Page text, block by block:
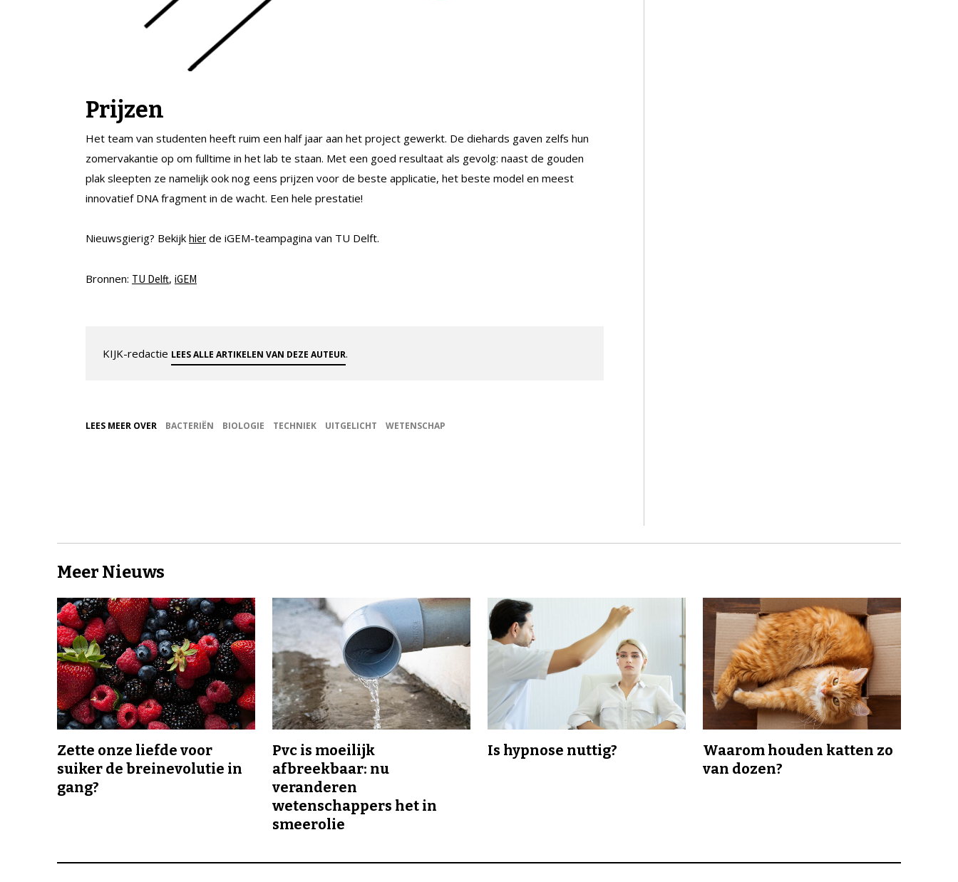
Prijzen
Het team van studenten heeft ruim een half jaar aan het project gewerkt. De diehards gaven zelfs hun
zomervakantie op om fulltime in het lab te staan. Met een goed resultaat als gevolg: naast de gouden
plak sleepten ze namelijk ook nog eens prijzen voor de beste applicatie, het beste model en meest
innovatief DNA fragment in de wacht. Een hele prestatie!
Nieuwsgierig? Bekijk hier de iGEM-teampagina van TU Delft.
Bronnen: TU Delft, iGEM
KIJK-redactie LEES ALLE ARTIKELEN VAN DEZE AUTEUR.
LEES MEER OVER BACTERIËN BIOLOGIE TECHNIEK UITGELICHT WETENSCHAP
Meer Nieuws
Zette onze liefde voor
suiker de breinevolutie in
gang?
Pvc is moeilijk
afbreekbaar: nu
veranderen
wetenschappers het in
smeerolie
Is hypnose nuttig?
Waarom houden katten zo
van dozen?